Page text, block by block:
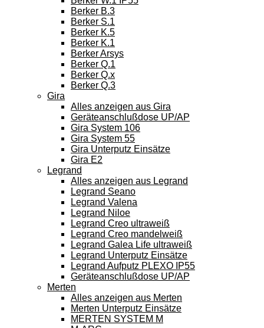
Berker B.3
Berker S.1
Berker K.5
Berker K.1
Berker Arsys
Berker Q.1
Berker Q.x
Berker Q.3
Gira
Alles anzeigen aus Gira
Geräteanschlußdose UP/AP
Gira System 106
Gira System 55
Gira Unterputz Einsätze
Gira E2
Legrand
Alles anzeigen aus Legrand
Legrand Seano
Legrand Valena
Legrand Niloe
Legrand Creo ultraweiß
Legrand Creo mandelweiß
Legrand Galea Life ultraweiß
Legrand Unterputz Einsätze
Legrand Aufputz PLEXO IP55
Geräteanschlußdose UP/AP
Merten
Alles anzeigen aus Merten
Merten Unterputz Einsätze
MERTEN SYSTEM M